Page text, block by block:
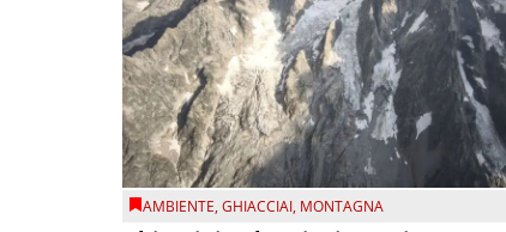
AMBIENTE,GHIACCIAI, MONTAGNA